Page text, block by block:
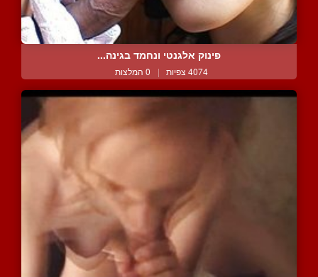
פינוק אלגנטי ונחמד בגינה...
4074 צפיות | 0 המלצות